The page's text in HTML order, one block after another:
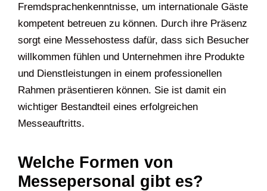
Fremdsprachenkenntnisse, um internationale Gäste
kompetent betreuen zu können. Durch ihre Präsenz
sorgt eine Messehostess dafür, dass sich Besucher
willkommen fühlen und Unternehmen ihre Produkte
und Dienstleistungen in einem professionellen
Rahmen präsentieren können. Sie ist damit ein
wichtiger Bestandteil eines erfolgreichen
Messeauftritts.
Welche Formen von
Messepersonal gibt es?